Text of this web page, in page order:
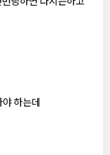
하는데